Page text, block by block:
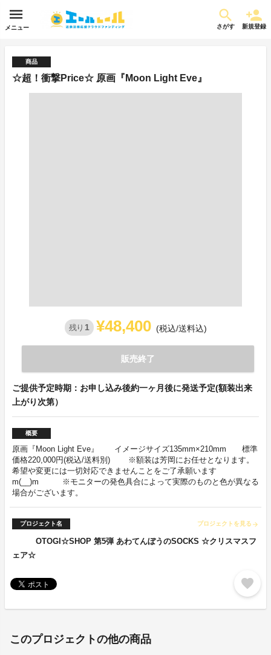
メニュー さがす 新規登録
商品
☆超！衝撃Price☆ 原画『Moon Light Eve』
残り 1 ¥48,400 (税込/送料込)
販売終了
ご提供予定時期：お申し込み後約一ヶ月後に発送予定(額装出来
上がり次第）
概要
原画『Moon Light Eve』 イメージサイズ135mm×210mm 標準
価格220,000円(税込/送料別) ※額装は芳岡にお任せとなります。
希望や変更には一切対応できませんことをご了承願います
m(__)m ※モニターの発色具合によって実際のものと色が異なる
場合がございます。
プロジェクト名 プロジェクトを見る arrow_forward
OTOGI☆SHOP 第5弾 あわてんぼうのSOCKS ☆クリスマスフ
ェア☆
favorite
このプロジェクトの他の商品